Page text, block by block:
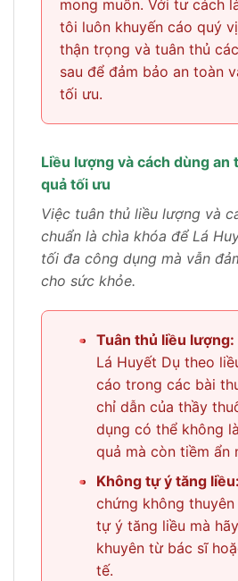
mong muốn. Với tư cách
tôi luôn khuyến cáo quý
thận trọng và tuân thủ
sau để đảm bảo an toàn
tối ưu.
Liều lượng và cách dùng an
quả tối ưu
Việc tuân thủ liều lượng và
chuẩn là chìa khóa để Lá
tối đa công dụng mà vẫn
cho sức khỏe.
• Tuân thủ liều lượng:
Lá Huyết Dụ theo
cáo trong các bài
chỉ dẫn của thầy
dụng có thể không
quả mà còn tiềm ẩn
•
Không tự ý tăng liều:
chứng không
tự ý tăng liều mà
khuyên từ bác sĩ
tế.